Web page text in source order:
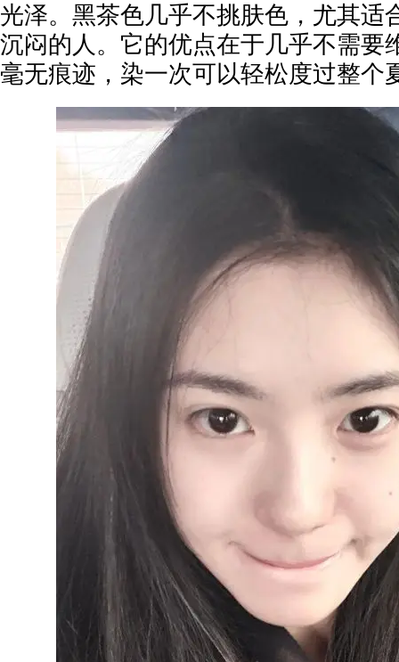
光泽。黑茶色几乎不挑肤色，尤其适
沉闷的人。它的优点在于几乎不需要
毫无痕迹，染一次可以轻松度过整个